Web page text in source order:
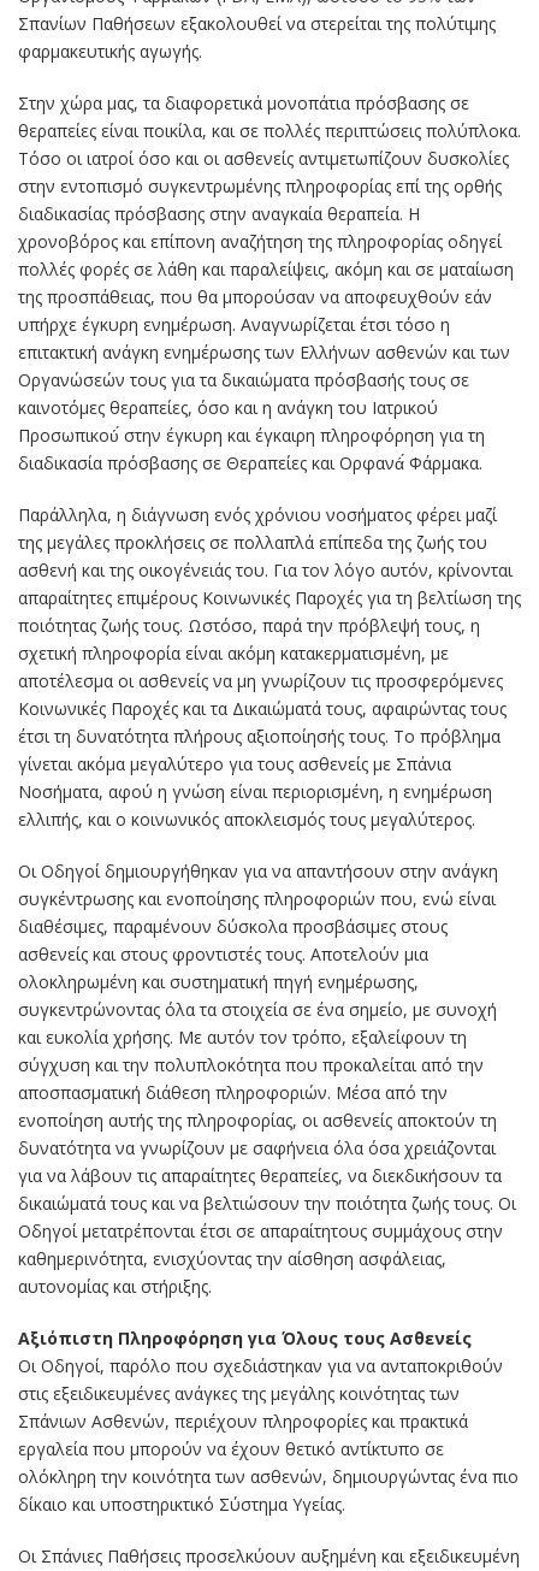
Σπανίων Παθήσεων εξακολουθεί να στερείται της πολύτιμης
φαρμακευτικής αγωγής.
Στην χώρα μας, τα διαφορετικά μονοπάτια πρόσβασης σε
θεραπείες είναι ποικίλα, και σε πολλές περιπτώσεις πολύπλοκα.
Τόσο οι ιατροί όσο και οι ασθενείς αντιμετωπίζουν δυσκολίες
στην εντοπισμό συγκεντρωμένης πληροφορίας επί της ορθής
διαδικασίας πρόσβασης στην αναγκαία θεραπεία. Η
χρονοβόρος και επίπονη αναζήτηση της πληροφορίας οδηγεί
πολλές φορές σε λάθη και παραλείψεις, ακόμη και σε ματαίωση
της προσπάθειας, που θα μπορούσαν να αποφευχθούν εάν
υπήρχε έγκυρη ενημέρωση. Αναγνωρίζεται έτσι τόσο η
επιτακτική ανάγκη ενημέρωσης των Ελλήνων ασθενών και των
Οργανώσεών τους για τα δικαιώματα πρόσβασής τους σε
καινοτόμες θεραπείες, όσο και η ανάγκη του Ιατρικού
Προσωπικού́ στην έγκυρη και έγκαιρη πληροφόρηση για τη
διαδικασία πρόσβασης σε Θεραπείες και Ορφανά́ Φάρμακα.
Παράλληλα, η διάγνωση ενός χρόνιου νοσήματος φέρει μαζί
της μεγάλες προκλήσεις σε πολλαπλά επίπεδα της ζωής του
ασθενή και της οικογένειάς του. Για τον λόγο αυτόν, κρίνονται
απαραίτητες επιμέρους Κοινωνικές Παροχές για τη βελτίωση της
ποιότητας ζωής τους. Ωστόσο, παρά την πρόβλεψή τους, η
σχετική πληροφορία είναι ακόμη κατακερματισμένη, με
αποτέλεσμα οι ασθενείς να μη γνωρίζουν τις προσφερόμενες
Κοινωνικές Παροχές και τα Δικαιώματά τους, αφαιρώντας τους
έτσι τη δυνατότητα πλήρους αξιοποίησής τους. Το πρόβλημα
γίνεται ακόμα μεγαλύτερο για τους ασθενείς με Σπάνια
Νοσήματα, αφού η γνώση είναι περιορισμένη, η ενημέρωση
ελλιπής, και ο κοινωνικός αποκλεισμός τους μεγαλύτερος.
Οι Οδηγοί δημιουργήθηκαν για να απαντήσουν στην ανάγκη
συγκέντρωσης και ενοποίησης πληροφοριών που, ενώ είναι
διαθέσιμες, παραμένουν δύσκολα προσβάσιμες στους
ασθενείς και στους φροντιστές τους. Αποτελούν μια
ολοκληρωμένη και συστηματική πηγή ενημέρωσης,
συγκεντρώνοντας όλα τα στοιχεία σε ένα σημείο, με συνοχή
και ευκολία χρήσης. Με αυτόν τον τρόπο, εξαλείφουν τη
σύγχυση και την πολυπλοκότητα που προκαλείται από την
αποσπασματική διάθεση πληροφοριών. Μέσα από την
ενοποίηση αυτής της πληροφορίας, οι ασθενείς αποκτούν τη
δυνατότητα να γνωρίζουν με σαφήνεια όλα όσα χρειάζονται
για να λάβουν τις απαραίτητες θεραπείες, να διεκδικήσουν τα
δικαιώματά τους και να βελτιώσουν την ποιότητα ζωής τους. Οι
Οδηγοί μετατρέπονται έτσι σε απαραίτητους συμμάχους στην
καθημερινότητα, ενισχύοντας την αίσθηση ασφάλειας,
αυτονομίας και στήριξης.
Αξιόπιστη Πληροφόρηση για Όλους τους Ασθενείς
Οι Οδηγοί, παρόλο που σχεδιάστηκαν για να ανταποκριθούν
στις εξειδικευμένες ανάγκες της μεγάλης κοινότητας των
Σπάνιων Ασθενών, περιέχουν πληροφορίες και πρακτικά
εργαλεία που μπορούν να έχουν θετικό αντίκτυπο σε
ολόκληρη την κοινότητα των ασθενών, δημιουργώντας ένα πιο
δίκαιο και υποστηρικτικό Σύστημα Υγείας.
Οι Σπάνιες Παθήσεις προσελκύουν αυξημένη και εξειδικευμένη